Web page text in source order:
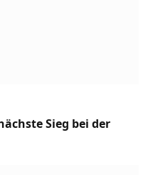
Sieg bei der